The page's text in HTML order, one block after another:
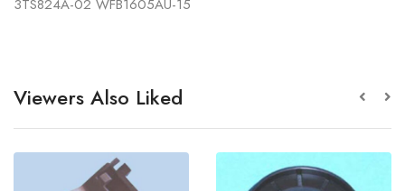
3TS824A-02 WFB1605AU-15
Viewers Also Liked